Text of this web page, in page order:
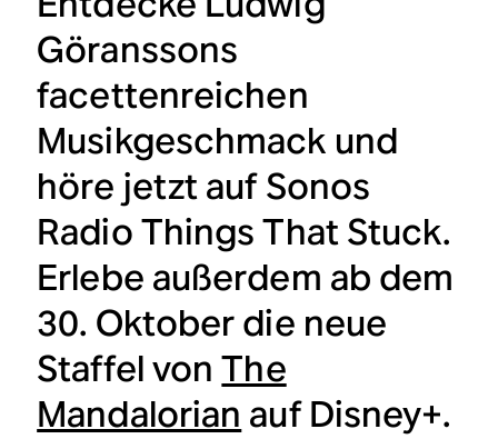
Göranssons
facettenreichen
Musikgeschmack und
höre jetzt auf Sonos
Radio Things That Stuck.
Erlebe außerdem ab dem
30. Oktober die neue
Staffel vonThe
Mandalorian auf Disney+.